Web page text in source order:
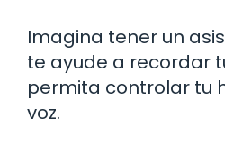
Imagina tener un
te ayude a recordar
permita controlar tu
voz.